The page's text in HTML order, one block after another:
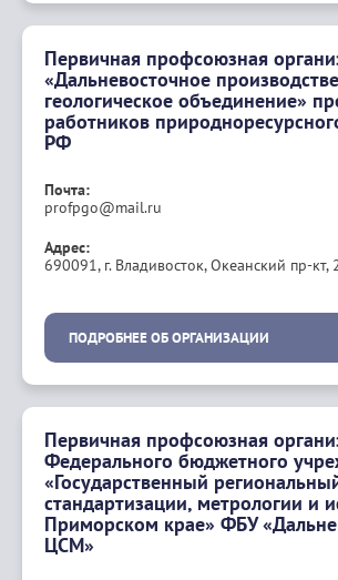
Первичная профсоюзная
«Дальневосточное
геологическое объединение»
работников
РФ
Почта:
profpgo@mail.ru
Адрес:
690091, г. Владивосток, Океанский пр-кт,
ПОДРОБНЕЕ ОБ ОРГАНИЗАЦИИ
Первичная профсоюзная
Федерального бюджетного
«Государственный
стандартизации, метрологии и
Приморском крае» ФБУ
ЦСМ»